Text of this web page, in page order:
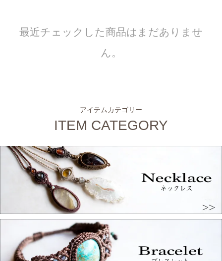
最近チェックした商品はまだありませ
ん。
アイテムカテゴリー
ITEM CATEGORY